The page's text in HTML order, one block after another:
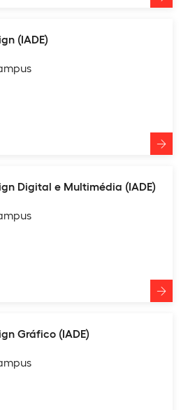
(IADE)
Digital e Multimédia (IADE)
Gráfico (IADE)